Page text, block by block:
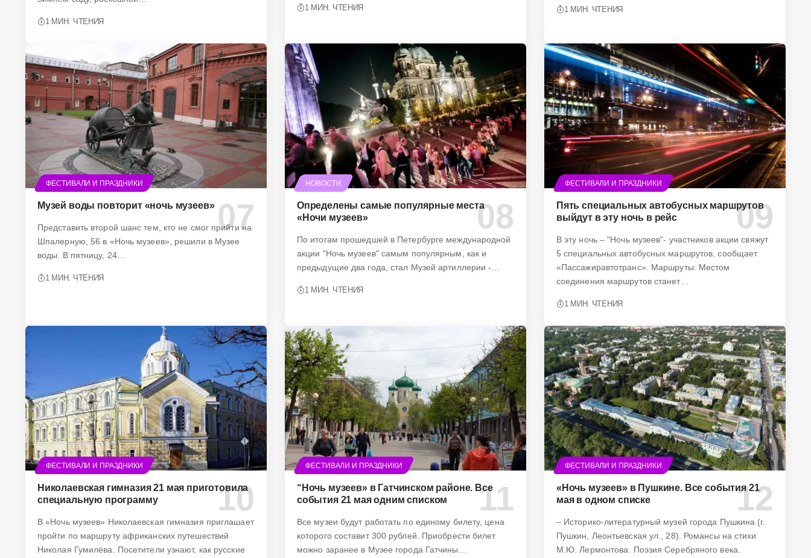
1 МИН. ЧТЕНИЯ
1 МИН. ЧТЕНИЯ 1 МИН. ЧТЕНИЯ
ФЕСТИВАЛИ И ПРАЗДНИКИ
Музей воды повторит «ночь музеев»
Представить второй шанс тем, кто не смог прийти на
Шпалерную, 56 в «Ночь музеев», решили в Музее
воды. В пятницу, 24…
1 МИН. ЧТЕНИЯ
НОВОСТИ
Определены самые популярные места
«Ночи музеев»
По итогам прошедшей в Петербурге международной
акции "Ночь музеев" самым популярным, как и
предыдущие два года, стал Музей артиллерии -…
1 МИН. ЧТЕНИЯ
ФЕСТИВАЛИ И ПРАЗДНИКИ
Пять специальных автобусных маршрутов
выйдут в эту ночь в рейс
В эту ночь – "Ночь музеев"- участников акции свяжут
5 специальных автобусных маршрутов, сообщает
«Пассажиравтотранс». Маршруты: Местом
соединения маршрутов станет…
1 МИН. ЧТЕНИЯ
ФЕСТИВАЛИ И ПРАЗДНИКИ
Николаевская гимназия 21 мая приготовила
специальную программу
В «Ночь музеев» Николаевская гимназия приглашает
пройти по маршруту африканских путешествий
Николая Гумилёва. Посетители узнают, как русские
ФЕСТИВАЛИ И ПРАЗДНИКИ
“Ночь музеев» в Гатчинском районе. Все
события 21 мая одним списком
Все музеи будут работать по единому билету, цена
которого составит 300 рублей. Приобрести билет
можно заранее в Музее города Гатчины…
ФЕСТИВАЛИ И ПРАЗДНИКИ
«Ночь музеев» в Пушкине. Все события 21
мая в одном списке
– Историко-литературный музей города Пушкина (г.
Пушкин, Леонтьевская ул., 28). Романсы на стихи
М.Ю. Лермонтова. Поэзия Серебряного века.